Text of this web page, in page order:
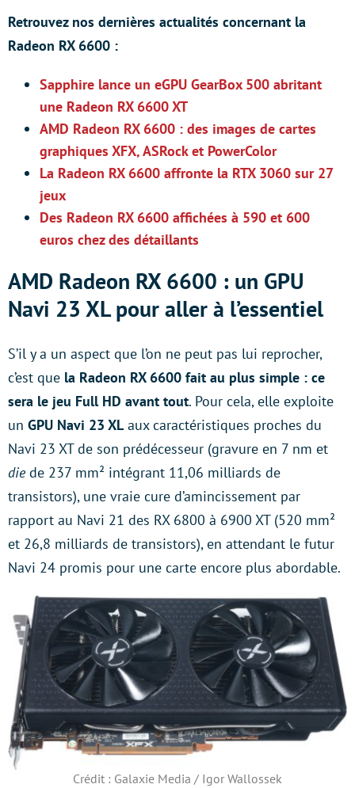
Retrouvez nos dernières actualités concernant la
Radeon RX 6600 :
Sapphire lance un eGPU GearBox 500 abritant
une Radeon RX 6600 XT
AMD Radeon RX 6600 : des images de cartes
graphiques XFX, ASRock et PowerColor
La Radeon RX 6600 affronte la RTX 3060 sur 27
jeux
Des Radeon RX 6600 affichées à 590 et 600
euros chez des détaillants
AMD Radeon RX 6600 : un GPU
Navi 23 XL pour aller à l’essentiel
S’il y a un aspect que l’on ne peut pas lui reprocher,
c’est que la Radeon RX 6600 fait au plus simple : ce
sera le jeu Full HD avant tout. Pour cela, elle exploite
un GPU Navi 23 XL aux caractéristiques proches du
Navi 23 XT de son prédécesseur (gravure en 7 nm et
diede 237 mm² intégrant 11,06 milliards de
transistors), une vraie cure d’amincissement par
rapport au Navi 21 des RX 6800 à 6900 XT (520 mm²
et 26,8 milliards de transistors), en attendant le futur
Navi 24 promis pour une carte encore plus abordable.
Crédit : Galaxie Media / Igor Wallossek